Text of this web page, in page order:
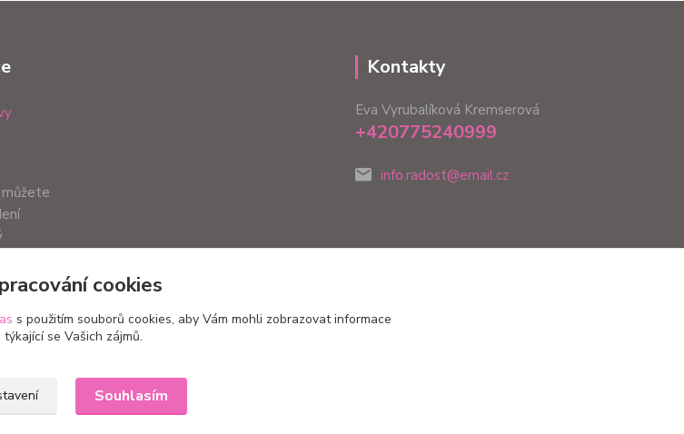
Kontakty
Eva Vyrubalíková Kremserová
+420775240999
info.radost@email.cz
Upravit sběr cookies.
cookies
s použitím souborů cookies, aby Vám mohli zobrazovat informace
týkající se Vašich zájmů.
Souhlasím